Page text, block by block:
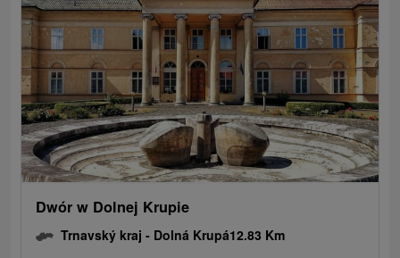
Dwór w Dolnej Krupie
Trnavský kraj - Dolná Krupá12.83 Km